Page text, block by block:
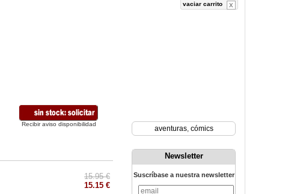
Recibir aviso disponibilidad
15.95 €
15.15 €
vaciar carrito
aventuras, cómics
Newsletter
Suscríbase a nuestra newsletter